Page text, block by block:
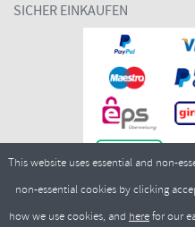
SICHER EINKAUFEN
This website uses essential and non-
non-essential cookies by clicking
how we use cookies, and herefor our